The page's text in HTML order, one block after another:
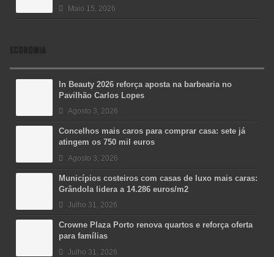
Maio 15, 2026
ECONOMIA
In Beauty 2026 reforça aposta na barbearia no
Pavilhão Carlos Lopes
Agosto 3, 2026
Concelhos mais caros para comprar casa: sete já
atingem os 750 mil euros
Agosto 3, 2026
Municípios costeiros com casas de luxo mais caras:
Grândola lidera a 14.286 euros/m2
Julho 31, 2026
Crowne Plaza Porto renova quartos e reforça oferta
para famílias
Julho 31, 2026